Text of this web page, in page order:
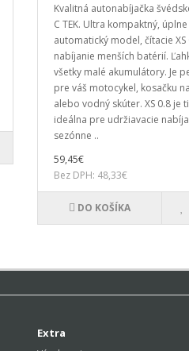
Kvalitná autonabíjačka
C TEK. Ultra kompaktný, úplne
automatický model, čítacie XS
nabíjanie menších batérií.
všetky malé akumulátory. Je
pre váš motocykel, kosačku
alebo vodný skúter. XS 0.8 je
ideálna pre udržiavacie
sezónne ..
59,45€
Bez DPH: 48,33€
DO KOŠÍKA
Extra